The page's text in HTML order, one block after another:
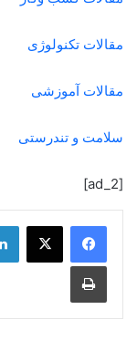
مقالات تکنولوژی
مقالات آموزشی
سلامت و تندرستی
[ad_2]